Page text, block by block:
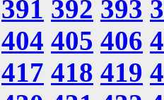
391 392 393
404 405 406
417 418 419